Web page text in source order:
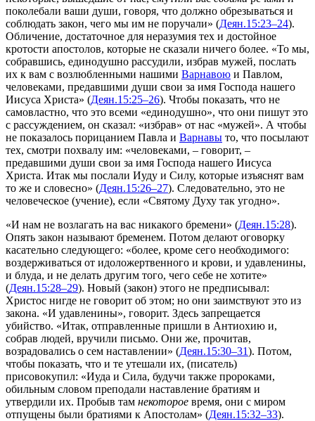
поколебали ваши души, говоря, что должно обрезываться и
соблюдать закон, чего мы им не поручали» (Деян.15:23–24).
Обличение, достаточное для неразумия тех и достойное
кротости апостолов, которые не сказали ничего бо­лее. «То мы,
собравшись, единодушно рассудили, избрав мужей, послать
их к вам с возлюбленными нашими Варнавою и Павлом,
человеками, предавшими души свои за имя Господа нашего
Иисуса Христа» (Деян.15:25–26). Чтобы показать, что не
самовластно, что это всеми «единодушно», что они пишут это
с рассуждением, он сказал: «избрав» от нас «мужей». А чтобы
не показалось порица­нием Павла и Варнавы то, что посылают
тех, смотри похвалу им: «человеками, – говорит, –
предавшими души свои за имя Господа нашего Иисуса
Христа. Итак мы послали Иуду и Силу, которые изъяснят вам
то же и словесно» (Деян.15:26–27). Следовательно, это не
человеческое (учение), если «Святому Духу так угодно».
«И нам не возлагать на вас никакого бремени» (Деян.15:28).
Опять закон называют бременем. Потом делают оговорку
касательно следующего: «более, кроме сего необходимого:
воздерживаться от идоложертвенного и крови, и удавленины,
и блуда, и не делать другим того, чего себе не хотите»
(Деян.15:28–29). Новый (закон) этого не пред­писывал:
Христос нигде не говорит об этом; но они заим­ствуют это из
закона. «И удавленины», говорит. Здесь запре­щается
убийство. «Итак, отправленные пришли в Антиохию и,
собрав людей, вручили письмо. Они же, прочитав,
возрадовались о сем наставлении» (Деян.15:30–31). Потом,
чтобы показать, что и те уте­шали их, (писатель)
присовокупил: «Иуда и Сила, будучи также пророками,
обильным словом преподали наставление братиям и
утвердили их. Пробыв там некоторое время, они с миром
отпущены были братиями к Апостолам» (Деян.15:32–33).